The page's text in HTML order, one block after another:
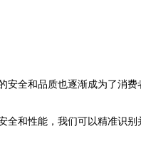
全和品质也逐渐成为了消
性能，我们可以精准识